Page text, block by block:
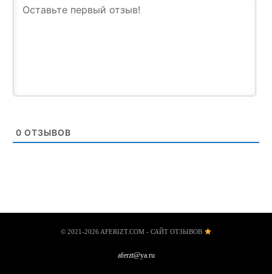
0 ОТЗЫВОВ
© 2021-2026 AFERIZT.COM - САЙТ ОТЗЫВОВ
aferzt@ya.ru